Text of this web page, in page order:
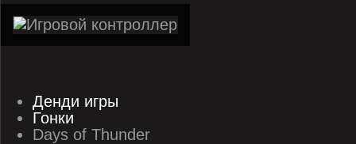
Денди игры
Гонки
Days of Thunder